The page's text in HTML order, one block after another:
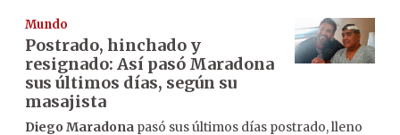
Mundo
Postrado, hinchado y
resignado: Así pasó Maradona
sus últimos días, según su
masajista
Diego Maradona pasó sus últimos días postrado, lleno